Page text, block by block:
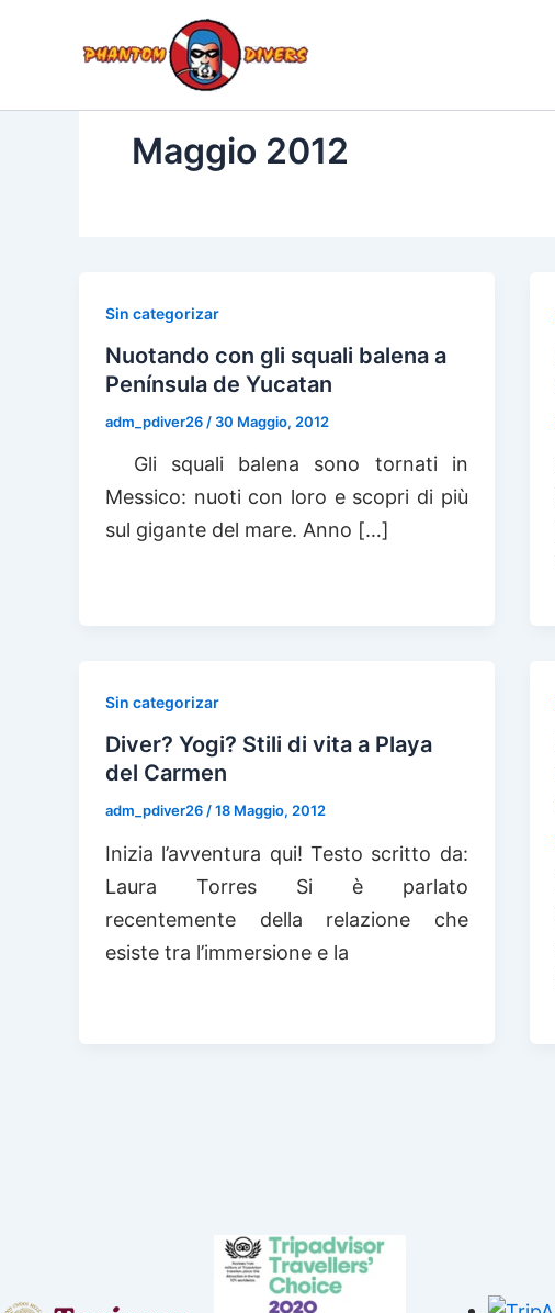
Maggio 2012
Sin categorizar
Nuotando con gli squali balena a
Península de Yucatan
adm_pdiver26 / 30 Maggio, 2012
Gli squali balena sono tornati in
Messico: nuoti con loro e scopri di più
sul gigante del mare. Anno […]
Sin categorizar
Diver? Yogi? Stili di vita a Playa
del Carmen
adm_pdiver26 /18 Maggio, 2012
Inizia l’avventura qui! Testo scritto da:
Laura Torres Si è parlato
recentemente della relazione che
esiste tra l’immersione e la